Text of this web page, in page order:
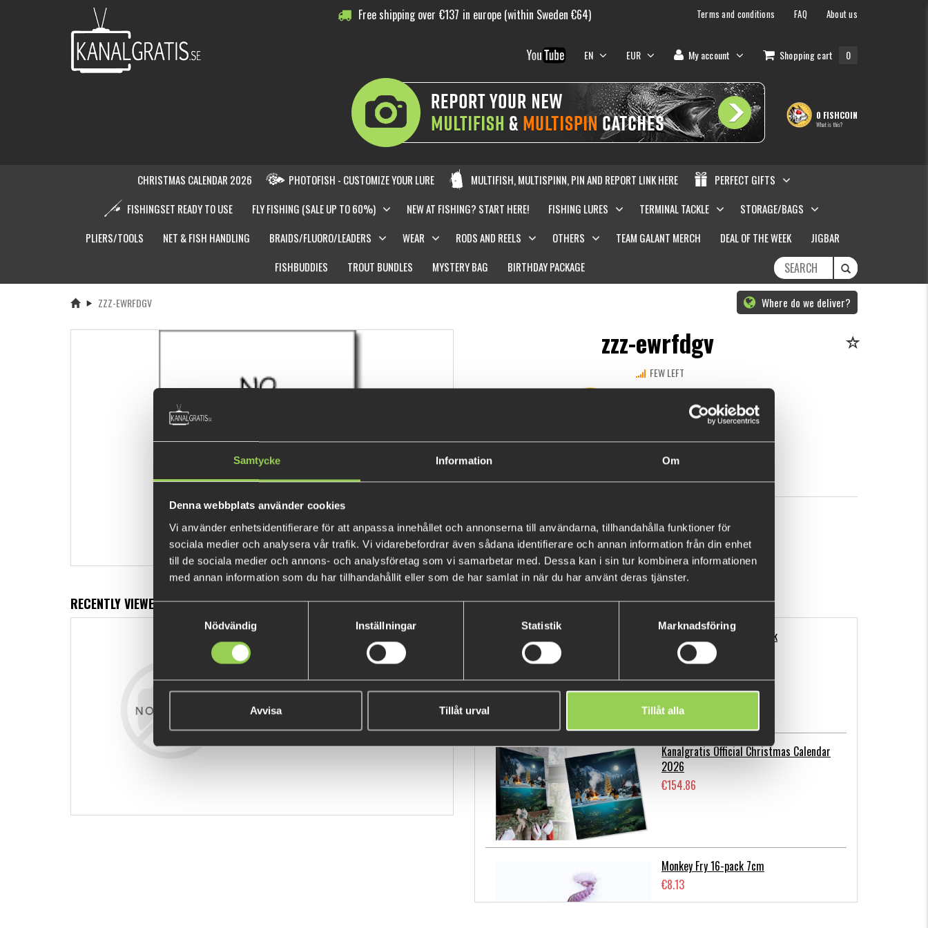
Samtycke Information Om
Denna webbplats använder cookies
Vi använder enhetsidentifierare för att anpassa innehållet och annonserna till användarna, tillhandahålla funktioner för
sociala medier och analysera vår trafik. Vi vidarebefordrar även sådana identifierare och annan information från din enhet
till de sociala medier och annons- och analysföretag som vi samarbetar med. Dessa kan i sin tur kombinera informationen
med annan information som du har tillhandahållit eller som de har samlat in när du har använt deras tjänster.
Samtyckesval
Nödvändig
Inställningar Statistik Marknadsföring
Avvisa Tillåt urval Tillåt alla
Free shipping over €137 in europe (within Sweden €64) Terms and conditions FAQ About us
EN EUR My account Shopping cart 0
0 FISHCOIN
What is this?
CHRISTMAS CALENDAR 2026 PHOTOFISH - CUSTOMIZE YOUR LURE MULTIFISH, MULTISPINN, PIN AND REPORT LINK HERE
PERFECT GIFTS
FISHINGSET READY TO USE
FLY FISHING (SALE UP TO 60%) NEW AT FISHING? START HERE! FISHING LURES TERMINAL TACKLE
STORAGE/BAGS
PLIERS/TOOLS
NET & FISH HANDLING BRAIDS/FLUORO/LEADERS WEAR RODS AND REELS OTHERS TEAM GALANT MERCH DEAL OF THE WEEK
JIGBAR
FISHBUDDIES
TROUT BUNDLES MYSTERY BAG BIRTHDAY PACKAGE
ZZZ-EWRFDGV Where do we deliver?
zzz-ewrfdgv
FEW LEFT
RECENTLY VIEWED PRODUCTS BESTSELLERS
Flatnose Mini 9cm, 10-pack
€12.70
Kanalgratis Official Christmas Calendar
2026
€154.86
Monkey Fry 16-pack 7cm
€8.13